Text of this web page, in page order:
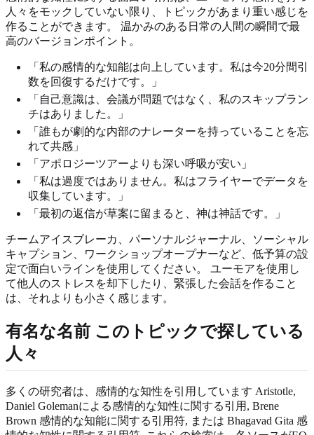
人々をモックしていない限り、トピックがあまり重い感じを
作ることができます。 温かみのある日常の人間の瞬間で最
高のバージョンポイント。
「私の感情的な知能は向上しています。私は今20分間引
数を回復するだけです。」
「自己意識は、会議が問題ではなく、私のスキップラン
チはありました。」
「誰もが劇的な内部のナレーターを持っていることを忘
れて共感」
「アポロジーツアーよりも深い呼吸が安い」
「私は過度ではありません。私はフライヤーでデータを
収集しています。」
「最初の返信が草案に留まると、神は神話です。」
チームアイスブレーカ、パーソナルジャーナル、ソーシャル
キャプション、ワークショップオープナーなど、低予算の設
定で面白いラインを使用してください。 ユーモアを使用し
て他人のストレスを却下したり、緊張した会話を作ること
は、それよりも小さく感じます。
有名な名前 このトピックで探している
人々
多くの研究者は、感情的な知性を引用しています Aristotle,
Daniel Golemanによる感情的な知性に関する引用, Brene
Brown 感情的な知能に関する引用符, または Bhagavad Gita 感